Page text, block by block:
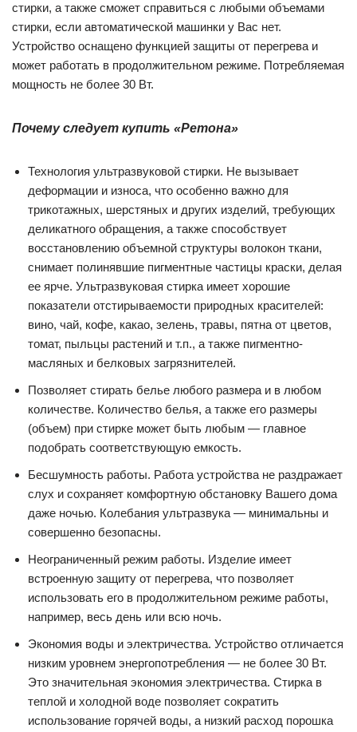
стирки, а также сможет справиться с любыми объемами
стирки, если автоматической машинки у Вас нет.
Устройство оснащено функцией защиты от перегрева и
может работать в продолжительном режиме. Потребляемая
мощность не более 30 Вт.
Почему следует купить «Ретона»
Технология ультразвуковой стирки. Не вызывает
деформации и износа, что особенно важно для
трикотажных, шерстяных и других изделий, требующих
деликатного обращения, а также способствует
восстановлению объемной структуры волокон ткани,
снимает полинявшие пигментные частицы краски, делая
ее ярче. Ультразвуковая стирка имеет хорошие
показатели отстирываемости природных красителей:
вино, чай, кофе, какао, зелень, травы, пятна от цветов,
томат, пыльцы растений и т.п., а также пигментно-
масляных и белковых загрязнителей.
Позволяет стирать белье любого размера и в любом
количестве. Количество белья, а также его размеры
(объем) при стирке может быть любым — главное
подобрать соответствующую емкость.
Бесшумность работы. Работа устройства не раздражает
слух и сохраняет комфортную обстановку Вашего дома
даже ночью. Колебания ультразвука — минимальны и
совершенно безопасны.
Неограниченный режим работы. Изделие имеет
встроенную защиту от перегрева, что позволяет
использовать его в продолжительном режиме работы,
например, весь день или всю ночь.
Экономия воды и электричества. Устройство отличается
низким уровнем энергопотребления — не более 30 Вт.
Это значительная экономия электричества. Стирка в
теплой и холодной воде позволяет сократить
использование горячей воды, а низкий расход порошка